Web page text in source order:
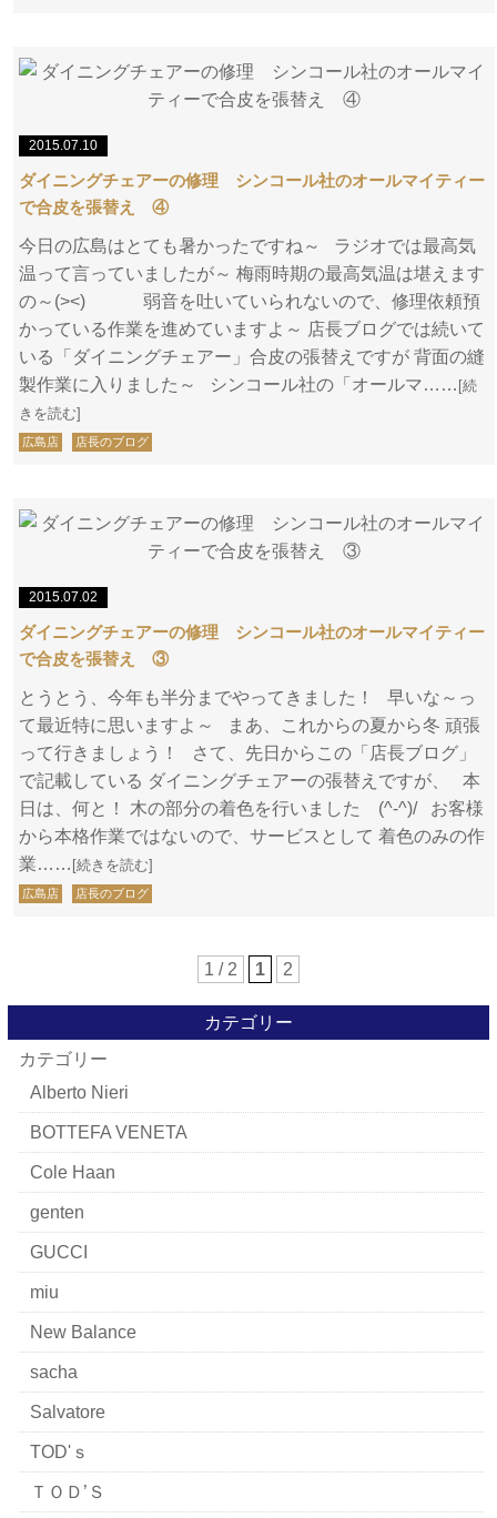
2015.07.10
ダイニングチェアーの修理 シンコール社のオールマイティー
で合皮を張替え ④
今日の広島はとても暑かったですね～ ラジオでは最高気
温って言っていましたが～ 梅雨時期の最高気温は堪えます
の～(><) 弱音を吐いていられないので、修理依頼預
かっている作業を進めていますよ～ 店長ブログでは続いて
いる「ダイニングチェアー」合皮の張替えですが 背面の縫
製作業に入りました～ シンコール社の「オールマ…… [続
きを読む]
広島店 店長のブログ
2015.07.02
ダイニングチェアーの修理 シンコール社のオールマイティー
で合皮を張替え ③
とうとう、今年も半分までやってきました！ 早いな～っ
て最近特に思いますよ～ まあ、これからの夏から冬 頑張
って行きましょう！ さて、先日からこの「店長ブログ」
で記載している ダイニングチェアーの張替えですが、 本
日は、何と！ 木の部分の着色を行いました (^-^)/ お客様
から本格作業ではないので、サービスとして 着色のみの作
業…… [続きを読む]
広島店 店長のブログ
1 / 2 1 2
カテゴリー
カテゴリー
Alberto Nieri
BOTTEFA VENETA
Cole Haan
genten
GUCCI
miu
New Balance
sacha
Salvatore
TOD'ｓ
ＴＯＤ’Ｓ